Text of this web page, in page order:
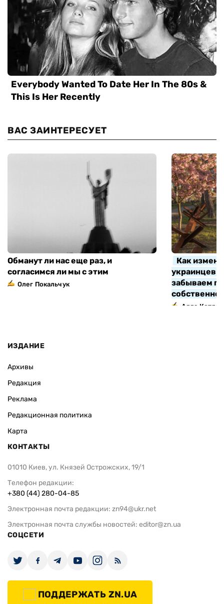
ВАС ЗАИНТЕРЕСУЕТ
Обманут ли нас еще раз, и
согласимся ли мы с этим
Олег Покальчук
Как
украинцев
забываем
Алла Котляр
ИЗДАНИЕ
Архивы
Редакция
Реклама
Редакционная политика
Карта
КОНТАКТЫ
01010 Киев, ул. Князей Острожских, 19/1
Телефон редакции:
+380 (44) 280-04-85
Электронная почта редакции: zn94@ukr.net
Электронная почта службы новостей: editor@zn.ua
СОЦСЕТИ
ПОДДЕРЖАТЬ ZN.UA